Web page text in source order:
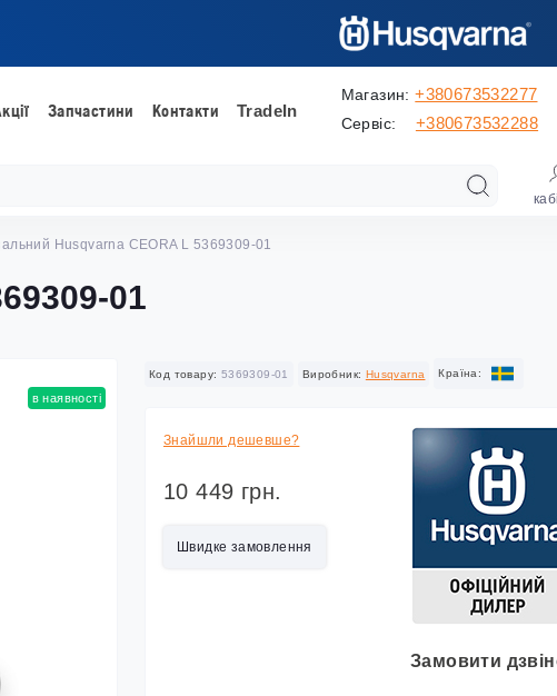
Запчастини Контакти TradeIn
Магазин:+380673532277
Сервіс: +380673532288
Husqvarna CEORA L 5369309-01
01
в наявності
Код товару: 5369309-01 Виробник: Husqvarna Країна:
Знайшли дешевше?
10 449 грн.
Швидке замовлення
Замовити